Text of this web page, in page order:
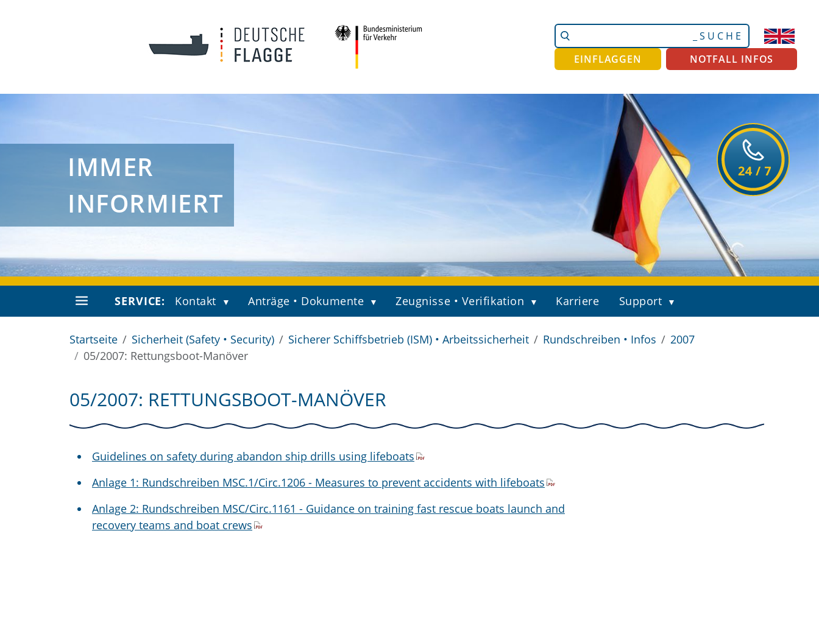
Website
durchsuchen
Erweiterte
Suche…
EINFLAGGEN
NOTFALL INFOS
IMMER
INFORMIERT
SERVICE: Kontakt Anträge • Dokumente Zeugnisse • Verifikation Karriere Support
Startseite Sicherheit (Safety • Security) Sicherer Schiffsbetrieb (ISM) • Arbeitssicherheit Rundschreiben • Infos
2007
05/2007: Rettungsboot-Manöver
05/2007: RETTUNGSBOOT-MANÖVER
Guidelines on safety during abandon ship drills using lifeboats
Anlage 1: Rundschreiben MSC.1/Circ.1206 - Measures to prevent accidents with lifeboats
Anlage 2: Rundschreiben MSC/Circ.1161 - Guidance on training fast rescue boats launch and
recovery teams and boat crews